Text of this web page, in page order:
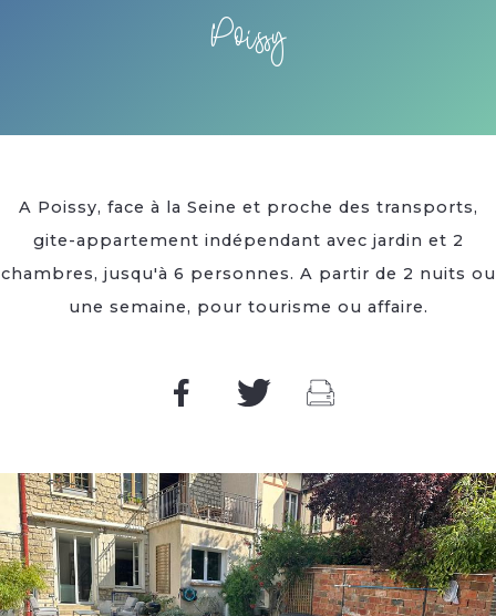
Poissy
A Poissy, face à la Seine et proche des transports,
gite-appartement indépendant avec jardin et 2
chambres, jusqu'à 6 personnes. A partir de 2 nuits ou
une semaine, pour tourisme ou affaire.